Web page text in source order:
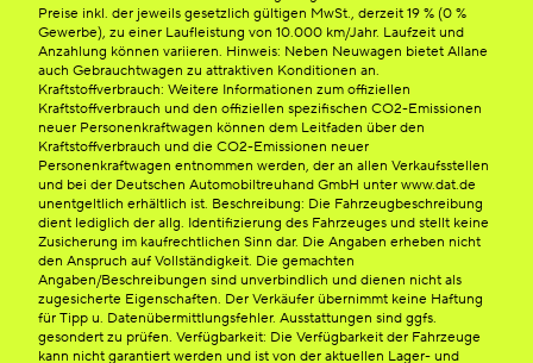
Preise inkl. der jeweils gesetzlich gültigen MwSt., derzeit 19 % (0 %
Gewerbe), zu einer Laufleistung von 10.000 km/Jahr. Laufzeit und
Anzahlung können variieren. Hinweis: Neben Neuwagen bietet Allane
auch Gebrauchtwagen zu attraktiven Konditionen an.
Kraftstoffverbrauch: Weitere Informationen zum offiziellen
Kraftstoffverbrauch und den offiziellen spezifischen CO2-Emissionen
neuer Personenkraftwagen können dem Leitfaden über den
Kraftstoffverbrauch und die CO2-Emissionen neuer
Personenkraftwagen entnommen werden, der an allen Verkaufsstellen
und bei der Deutschen Automobiltreuhand GmbH unter www.dat.de
unentgeltlich erhältlich ist. Beschreibung: Die Fahrzeugbeschreibung
dient lediglich der allg. Identifizierung des Fahrzeuges und stellt keine
Zusicherung im kaufrechtlichen Sinn dar. Die Angaben erheben nicht
den Anspruch auf Vollständigkeit. Die gemachten
Angaben/Beschreibungen sind unverbindlich und dienen nicht als
zugesicherte Eigenschaften. Der Verkäufer übernimmt keine Haftung
für Tipp u. Datenübermittlungsfehler. Ausstattungen sind ggfs.
gesondert zu prüfen. Verfügbarkeit: Die Verfügbarkeit der Fahrzeuge
kann nicht garantiert werden und ist von der aktuellen Lager- und